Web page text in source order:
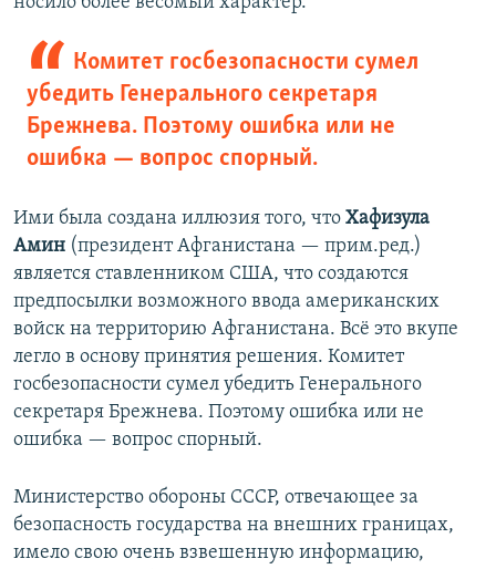
Комитет госбезопасности сумел
убедить Генерального секретаря
Брежнева. Поэтому ошибка или не
ошибка — вопрос спорный.
Ими была создана иллюзия того, что Хафизула
Амин (президент Афганистана — прим.ред.)
является ставленником США, что создаются
предпосылки возможного ввода американских
войск на территорию Афганистана. Всё это вкупе
легло в основу принятия решения. Комитет
госбезопасности сумел убедить Генерального
секретаря Брежнева. Поэтому ошибка или не
ошибка — вопрос спорный.
Министерство обороны СССР, отвечающее за
безопасность государства на внешних границах,
имело свою очень взвешенную информацию,